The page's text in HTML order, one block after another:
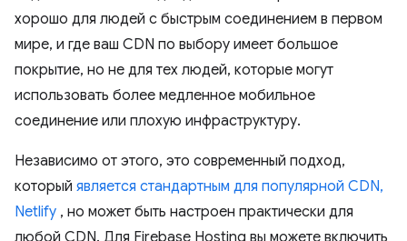
хорошо для людей с быстрым соединением в первом
мире, и где ваш CDN по выбору имеет большое
покрытие, но не для тех людей, которые могут
использовать более медленное мобильное
соединение или плохую инфраструктуру.
Независимо от этого, это современный подход,
который является стандартным для популярной CDN,
Netlify , но может быть настроен практически для
любой CDN. Для Firebase Hosting вы можете включить